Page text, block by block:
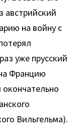
австрийский
на войну с
уже прусский
Францию
Вильгельма).